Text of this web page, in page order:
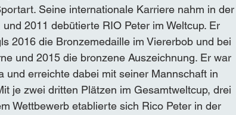
Seine internationale Karriere nahm in der
2011 debütierte RIO Peter im Weltcup. Er
2016 die Bronzemedaille im Viererbob und bei
und 2015 die bronzene Auszeichnung. Er war
erreichte dabei mit seiner Mannschaft in
je zwei dritten Plätzen im Gesamtweltcup, drei
Wettbewerb etablierte sich Rico Peter in der